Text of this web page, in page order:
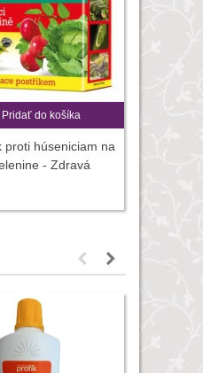
Pridať do košíka
proti húseniciam na
- Zdravá
ochrana rastlín - 2 x